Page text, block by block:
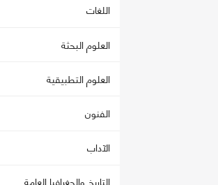
اللغات
العلوم البحثة
العلوم التطبيقية
الفنون
الآداب
التاريخ والجغرافيا العامة